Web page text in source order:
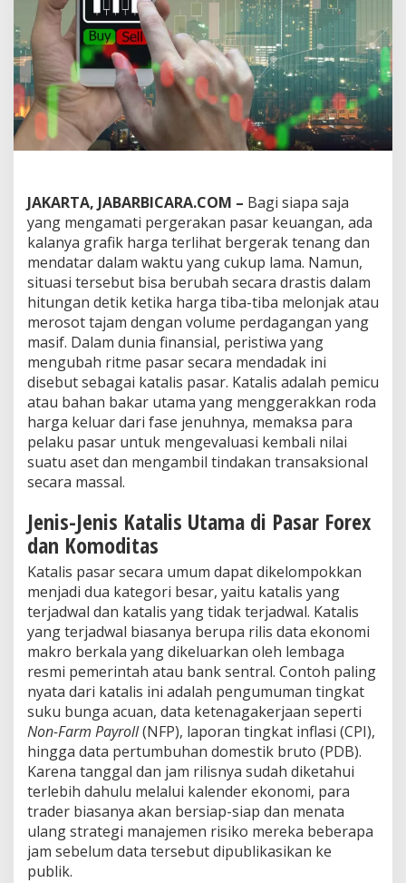
P
a
a
r
P
m
u
t
a
m
a
P
e
r
g
e
r
a
k
a
n
H
a
a
JAKARTA, JABARBICARA.COM – Bagi siapa saja
yang mengamati pergerakan pasar keuangan, ada
kalanya grafik harga terlihat bergerak tenang dan
mendatar dalam waktu yang cukup lama. Namun,
situasi tersebut bisa berubah secara drastis dalam
hitungan detik ketika harga tiba-tiba melonjak atau
merosot tajam dengan volume perdagangan yang
masif. Dalam dunia finansial, peristiwa yang
mengubah ritme pasar secara mendadak ini
disebut sebagai katalis pasar. Katalis adalah pemicu
atau bahan bakar utama yang menggerakkan roda
harga keluar dari fase jenuhnya, memaksa para
pelaku pasar untuk mengevaluasi kembali nilai
suatu aset dan mengambil tindakan transaksional
secara massal.
Jenis-Jenis Katalis Utama di Pasar Forex
dan Komoditas
Katalis pasar secara umum dapat dikelompokkan
menjadi dua kategori besar, yaitu katalis yang
terjadwal dan katalis yang tidak terjadwal. Katalis
yang terjadwal biasanya berupa rilis data ekonomi
makro berkala yang dikeluarkan oleh lembaga
resmi pemerintah atau bank sentral. Contoh paling
nyata dari katalis ini adalah pengumuman tingkat
suku bunga acuan, data ketenagakerjaan seperti
Non-Farm Payroll(NFP), laporan tingkat inflasi (CPI),
hingga data pertumbuhan domestik bruto (PDB).
Karena tanggal dan jam rilisnya sudah diketahui
terlebih dahulu melalui kalender ekonomi, para
trader biasanya akan bersiap-siap dan menata
ulang strategi manajemen risiko mereka beberapa
jam sebelum data tersebut dipublikasikan ke
publik.